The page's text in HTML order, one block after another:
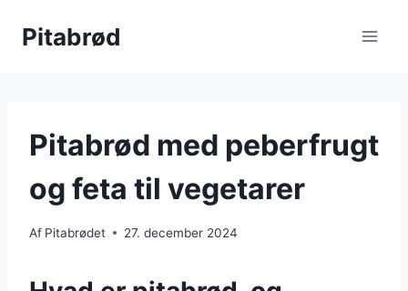
Pitabrød
Pitabrød med peberfrugt
og feta til vegetarer
Af Pitabrødet 27. december 2024